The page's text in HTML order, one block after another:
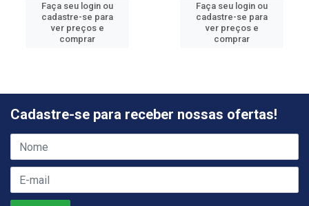
Faça seu login ou
cadastre-se para
ver preços e
comprar
Faça seu login ou
cadastre-se para
ver preços e
comprar
Cadastre-se para receber nossas ofertas!